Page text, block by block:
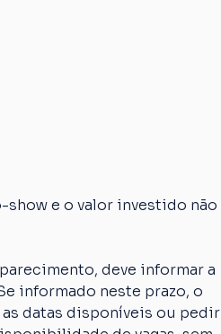
e o valor investido não
deve informar a
informado neste prazo, o
datas disponíveis ou pedir